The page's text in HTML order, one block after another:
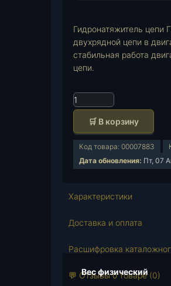
Гидронатяжитель цепи
двухрядной цепи в
стабильная работа
цепи.
К
о
и
т
о
о
а
🛒 В корзину
Код товара: 00007883
Дата обновления: Пт, 07
Характеристики
Доставка и оплата
Расшифровка
💬 Отзывы о товаре (0)
Вес физический